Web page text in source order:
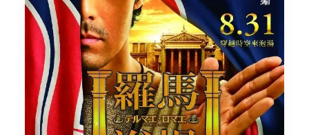
BON旅行
節慶長笛樂團
關於我們